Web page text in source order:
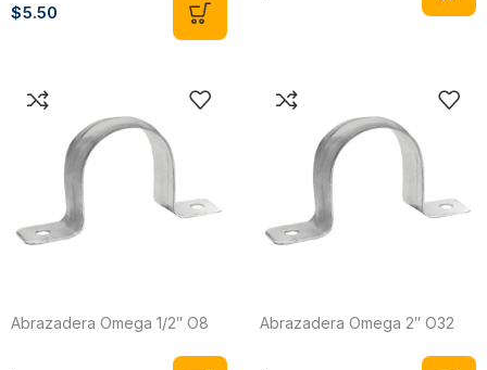
$5.50
Abrazadera Omega 1/2″ O8 Abrazadera Omega 2″ O32